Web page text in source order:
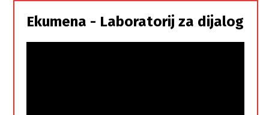
istorodna
braća
Ekumena - Laboratorij za dijalog